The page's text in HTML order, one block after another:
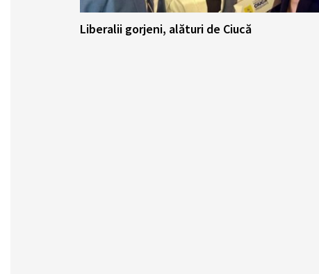
Liberalii gorjeni, alături de Ciucă